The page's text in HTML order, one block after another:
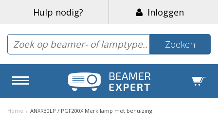
Hulp nodig? Inloggen
Zoeken
Home / ANXR30LP / PGF200X Merk lamp met behuizing